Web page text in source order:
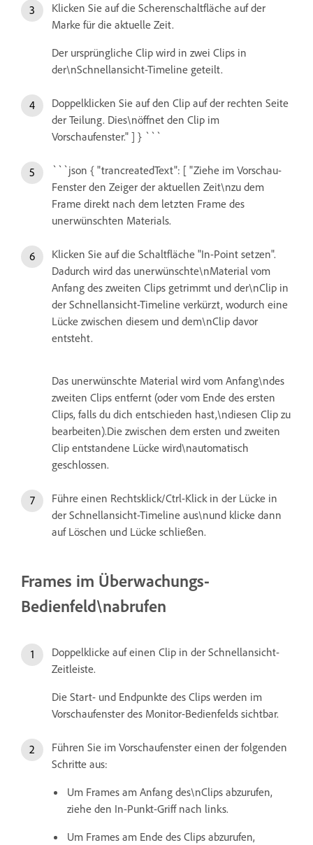
Klicken Sie auf die Scherenschaltfläche auf der
Marke für die aktuelle Zeit.
Der ursprüngliche Clip wird in zwei Clips in
der\nSchnellansicht-Timeline geteilt.
Doppelklicken Sie auf den Clip auf der rechten Seite
der Teilung. Dies\nöffnet den Clip im
Vorschaufenster." ] } ```
```json { "trancreatedText": [ "Ziehe im Vorschau-
Fenster den Zeiger der aktuellen Zeit\nzu dem
Frame direkt nach dem letzten Frame des
unerwünschten Materials.
Klicken Sie auf die Schaltfläche "In-Point setzen".
Dadurch wird das unerwünschte\nMaterial vom
Anfang des zweiten Clips getrimmt und der\nClip in
der Schnellansicht-Timeline verkürzt, wodurch eine
Lücke zwischen diesem und dem\nClip davor
entsteht.
Das unerwünschte Material wird vom Anfang\ndes
zweiten Clips entfernt (oder vom Ende des ersten
Clips, falls du dich entschieden hast,\ndiesen Clip zu
bearbeiten).Die zwischen dem ersten und zweiten
Clip entstandene Lücke wird\nautomatisch
geschlossen.
Führe einen Rechtsklick/Ctrl-Klick in der Lücke in
der Schnellansicht-Timeline aus\nund klicke dann
auf Löschen und Lücke schließen.
Frames im Überwachungs-
Bedienfeld\nabrufen
Doppelklicke auf einen Clip in der Schnellansicht-
Zeitleiste.
Die Start- und Endpunkte des Clips werden im
Vorschaufenster des Monitor-Bedienfelds sichtbar.
Führen Sie im Vorschaufenster einen der folgenden
Schritte aus:
Um Frames am Anfang des\nClips abzurufen,
ziehe den In-Punkt-Griff nach links.
Um Frames am Ende des Clips abzurufen,